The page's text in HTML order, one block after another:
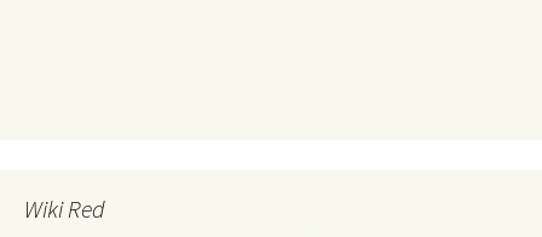
Wiki Red